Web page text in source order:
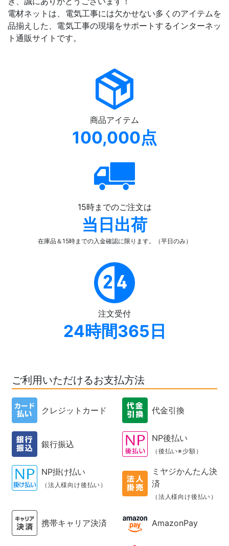
電材ネットは、電気工事には欠かせない多くのアイテムを
品揃えした、電気工事の現場をサポートするインターネッ
ト通販サイトです。
商品アイテム
100,000点
15時までのご注文は
当日出荷
在庫品＆15時までの入金確認に限ります。（平日のみ）
注文受付
24時間365日
ご利用いただけるお支払方法
クレジットカード 代金引換
銀行振込
NP後払い
（後払い※少額）
NP掛け払い
（法人様向け後払い）
ミヤジかんたん決
済
（法人様向け後払い）
携帯キャリア決済 AmazonPay